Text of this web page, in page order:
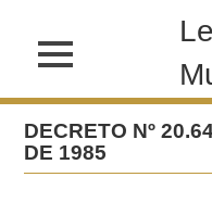
DECRETO Nº
DE 1985